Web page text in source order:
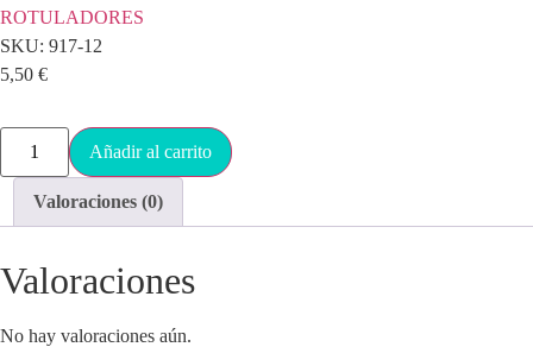
ROTULADORES
SKU: 917-12
5,50 €
Añadir al carrito
Valoraciones (0)
Valoraciones
No hay valoraciones aún.